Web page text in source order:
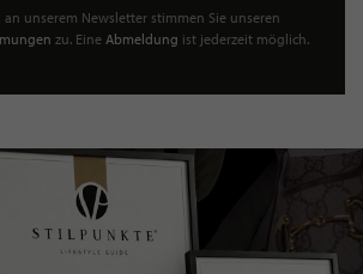
unserem Newsletter stimmen Sie unseren
zu. Eine Abmeldung ist jederzeit möglich.